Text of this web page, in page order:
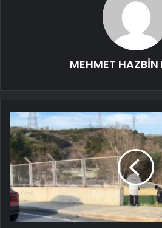
MEHMET HAZBİN